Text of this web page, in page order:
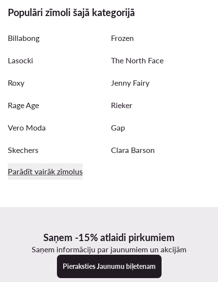
Populāri zīmoli šajā kategorijā
Billabong Frozen
Lasocki The North Face
Roxy Jenny Fairy
Rage Age Rieker
Vero Moda Gap
Skechers Clara Barson
Parādīt vairāk zīmolus
Saņem -15% atlaidi pirkumiem
Saņem informāciju par jaunumiem un akcijām
Pieraksties Jaunumu biļetenam